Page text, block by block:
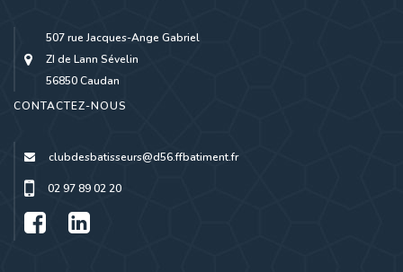
507 rue Jacques-Ange Gabriel
ZI de Lann Sévelin
56850 Caudan
CONTACTEZ-NOUS
clubdesbatisseurs@d56.ffbatiment.fr
02 97 89 02 20